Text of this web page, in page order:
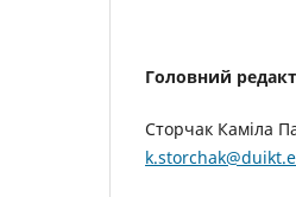
Головний
Сторчак Каміла